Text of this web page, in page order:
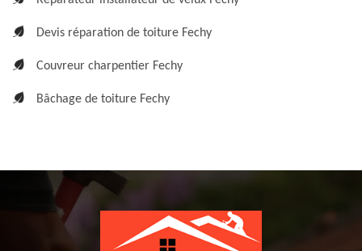
Devis réparation de toiture Fechy
Couvreur charpentier Fechy
Bâchage de toiture Fechy